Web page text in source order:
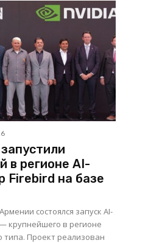
в регионе AI-
Firebird на базе
состоялся запуск AI-
крупнейшего в регионе
типа. Проект реализован